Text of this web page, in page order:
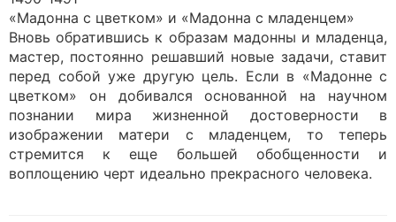
«Мадонна с цветком» и «Мадонна с младенцем»
Вновь обратившись к образам мадонны и младенца,
мастер, постоянно решавший новые задачи, ставит
перед собой уже другую цель. Если в «Мадонне с
цветком» он добивался основанной на научном
познании мира жизненной достоверности в
изображении матери с младенцем, то теперь
стремится к еще большей обобщенности и
воплощению черт идеально прекрасного человека.